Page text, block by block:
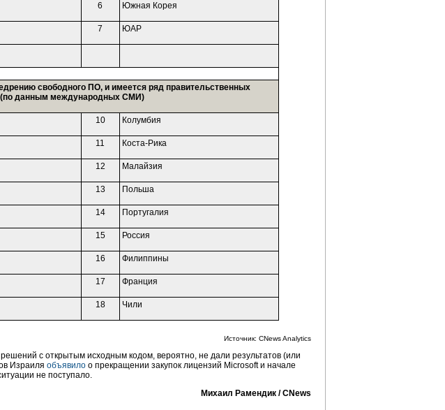
6 Южная Корея
7 ЮАР
свободного ПО, и имеется ряд правительственных
(по данным международных СМИ)
10 Колумбия
11 Коста-Рика
12 Малайзия
13 Польша
14 Португалия
15 Россия
16 Филиппины
17 Франция
18 Чили
Источник: CNews Analytics
с открытым исходным кодом, вероятно, не дали результатов (или
Израиля объявило о прекращении закупок лицензий Microsoft и начале
не поступало.
Михаил Рамендик / CNews